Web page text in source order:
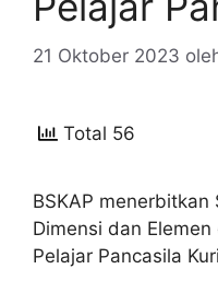
21 Oktober 2023
Total 56
BSKAP
Dimensi dan
Pelajar Pancasila